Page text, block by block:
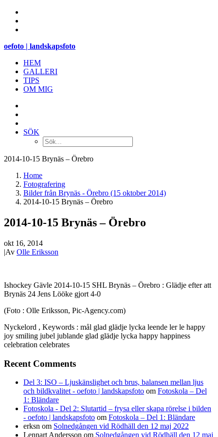
oefoto | landskapsfoto
HEM
GALLERI
TIPS
OM MIG
SÖK
2014-10-15 Brynäs – Örebro
Home
Fotografering
Bilder från Brynäs - Örebro (15 oktober 2014)
2014-10-15 Brynäs – Örebro
2014-10-15 Brynäs – Örebro
okt 16, 2014
|Av Olle Eriksson
Ishockey Gävle 2014-10-15 SHL Brynäs – Örebro : Glädje efter att
Brynäs 24 Jens Lööke gjort 4-0
(Foto : Olle Eriksson, Pic-Agency.com)
Nyckelord , Keywords : mål glad glädje lycka leende ler le happy
joy smiling jubel jublande glad glädje lycka happy happiness
celebration celebrates
Recent Comments
Del 3: ISO – Ljuskänslighet och brus, balansen mellan ljus
och bildkvalitet - oefoto | landskapsfoto om Fotoskola – Del
1: Bländare
Fotoskola - Del 2: Slutartid – frysa eller skapa rörelse i bilden
- oefoto | landskapsfoto om Fotoskola – Del 1: Bländare
erksn om Solnedgången vid Rödhäll den 12 maj 2022
Lennart Andersson om Solnedgången vid Rödhäll den 12 maj